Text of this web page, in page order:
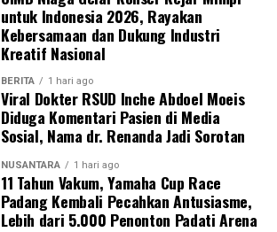
untuk Indonesia 2026, Rayakan
Kebersamaan dan Dukung Industri
Kreatif Nasional
BERITA 1 hari ago
Viral Dokter RSUD Inche Abdoel Moeis
Diduga Komentari Pasien di Media
Sosial, Nama dr. Renanda Jadi Sorotan
NUSANTARA 1 hari ago
11 Tahun Vakum, Yamaha Cup Race
Padang Kembali Pecahkan Antusiasme,
Lebih dari 5.000 Penonton Padati Arena